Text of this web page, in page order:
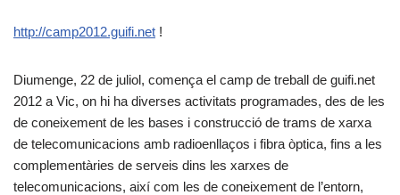
http://camp2012.guifi.net !
Diumenge, 22 de juliol, comença el camp de treball de guifi.net
2012 a Vic, on hi ha diverses activitats programades, des de les
de coneixement de les bases i construcció de trams de xarxa
de telecomunicacions amb radioenllaços i fibra òptica, fins a les
complementàries de serveis dins les xarxes de
telecomunicacions, així com les de coneixement de l’entorn,